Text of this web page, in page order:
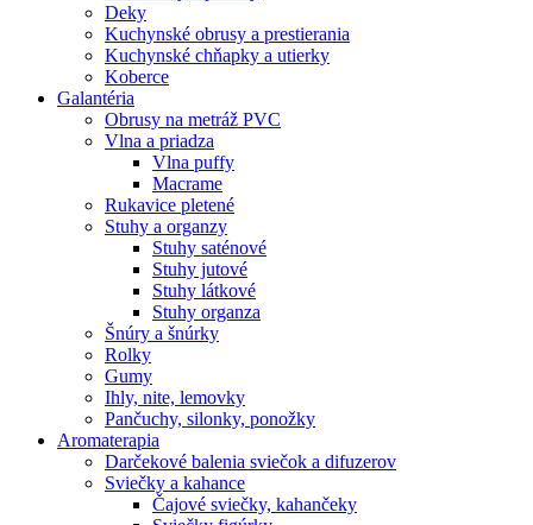
Deky
Kuchynské obrusy a prestierania
Kuchynské chňapky a utierky
Koberce
Galantéria
Obrusy na metráž PVC
Vlna a priadza
Vlna puffy
Macrame
Rukavice pletené
Stuhy a organzy
Stuhy saténové
Stuhy jutové
Stuhy látkové
Stuhy organza
Šnúry a šnúrky
Rolky
Gumy
Ihly, nite, lemovky
Pančuchy, silonky, ponožky
Aromaterapia
Darčekové balenia sviečok a difuzerov
Sviečky a kahance
Čajové sviečky, kahančeky